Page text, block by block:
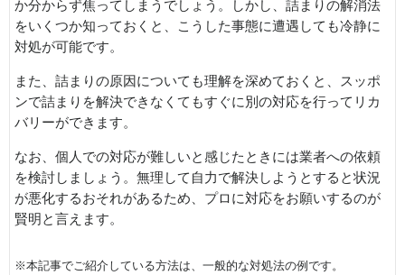
か分からず焦ってしまうでしょう。しかし、詰まりの解消法
をいくつか知っておくと、こうした事態に遭遇しても冷静に
対処が可能です。
また、詰まりの原因についても理解を深めておくと、スッポ
ンで詰まりを解決できなくてもすぐに別の対応を行ってリカ
バリーができます。
なお、個人での対応が難しいと感じたときには業者への依頼
を検討しましょう。無理して自力で解決しようとすると状況
が悪化するおそれがあるため、プロに対応をお願いするのが
賢明と言えます。
※本記事でご紹介している方法は、一般的な対処法の例です。